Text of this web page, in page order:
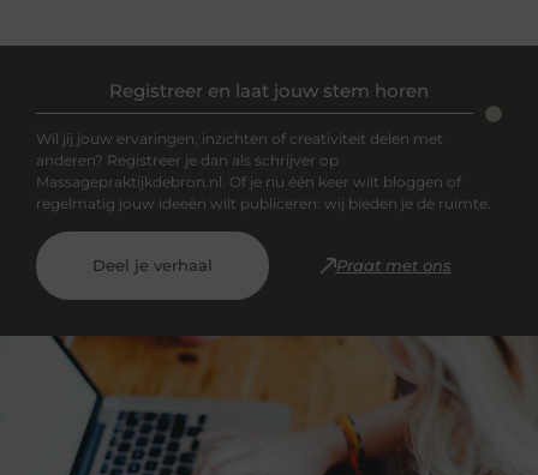
Registreer en laat jouw stem horen
Wil jij jouw ervaringen, inzichten of creativiteit delen met
anderen? Registreer je dan als schrijver op
Massagepraktijkdebron.nl. Of je nu één keer wilt bloggen of
regelmatig jouw ideeën wilt publiceren: wij bieden je de ruimte.
Deel je verhaal Praat met ons